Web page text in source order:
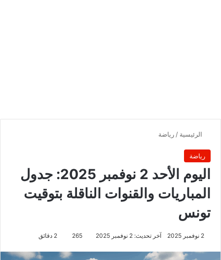
الرئيسية / رياضة
رياضة
اليوم الأحد 2 نوفمبر 2025: جدول
المباريات والقنوات الناقلة بتوقيت
تونس
2 نوفمبر 2025 آخر تحديث: 2 نوفمبر 2025 265